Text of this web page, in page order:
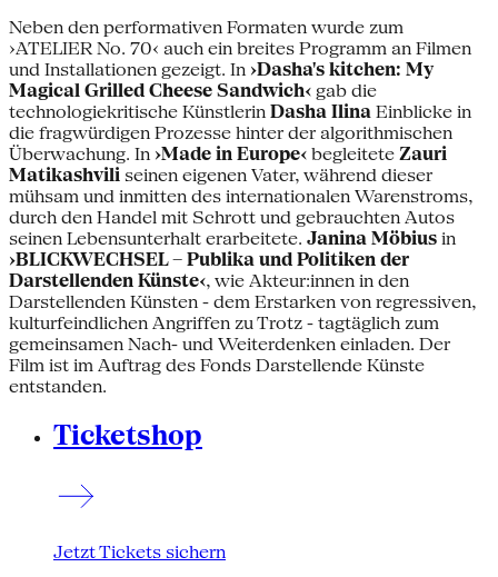
Neben den performativen Formaten wurde zum
›ATELIER No. 70‹ auch ein breites Programm an Filmen
und Installationen gezeigt. In ›Dasha's kitchen: My
Magical Grilled Cheese Sandwich‹ gab die
technologiekritische Künstlerin Dasha Ilina Einblicke in
die fragwürdigen Prozesse hinter der algorithmischen
Überwachung. In ›Made in Europe‹ begleitete Zauri
Matikashvili seinen eigenen Vater, während dieser
mühsam und inmitten des internationalen Warenstroms,
durch den Handel mit Schrott und gebrauchten Autos
seinen Lebensunterhalt erarbeitete. Janina Möbius in
›BLICKWECHSEL – Publika und Politiken der
Darstellenden Künste‹, wie Akteur:innen in den
Darstellenden Künsten - dem Erstarken von regressiven,
kulturfeindlichen Angriffen zu Trotz - tagtäglich zum
gemeinsamen Nach- und Weiterdenken einladen. Der
Film ist im Auftrag des Fonds Darstellende Künste
entstanden.
Ticketshop
Jetzt Tickets sichern